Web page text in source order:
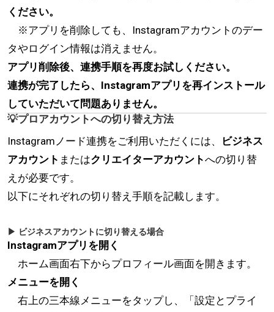
ください。
※アプリを削除しても、Instagramアカウントのデー
タやログイン情報は消えません。
アプリ削除後、連携手順を再度お試しください。
連携が完了したら、Instagramアプリを再インストール
していただいて問題ありません。
💡プロアカウントへの切り替え方法
Instagramノード連携をご利用いただくには、
ビジネス
アカウント またはクリエイターアカウントへの切り替
えが必要です。
以下にそれぞれの切り替え手順を記載します。
▶ ビジネスアカウントに切り替える場合
Instagramアプリを開く
ホーム画面右下からプロフィール画面を開きます。
メニューを開く
右上の三本線メニューをタップし、「設定とプライ